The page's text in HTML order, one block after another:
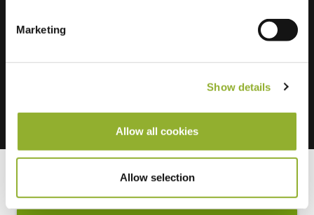
Marketing
Show details
Allow all cookies
Allow selection